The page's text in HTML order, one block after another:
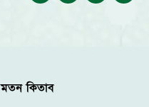
মতন কিতাব